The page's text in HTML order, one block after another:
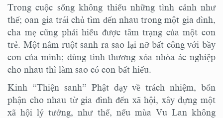
Trong cuộc sống không thiếu những tình cảnh như
thế; oan gia trái chủ tìm đến nhau trong một gia đình,
cha mẹ cũng phải hiểu được tâm trạng của một con
trẻ. Một nắm ruột sanh ra sao lại nỡ bất công với bầy
con của mình; dùng tình thương xóa nhòa ác nghiệp
cho nhau thì làm sao có con bất hiếu.
Kinh “Thiện sanh” Phật dạy về trách nhiệm, bổn
phận cho nhau từ gia đình đến xã hội, xây dựng một
xã hội lý tưởng, như thế, nếu mùa Vu Lan không